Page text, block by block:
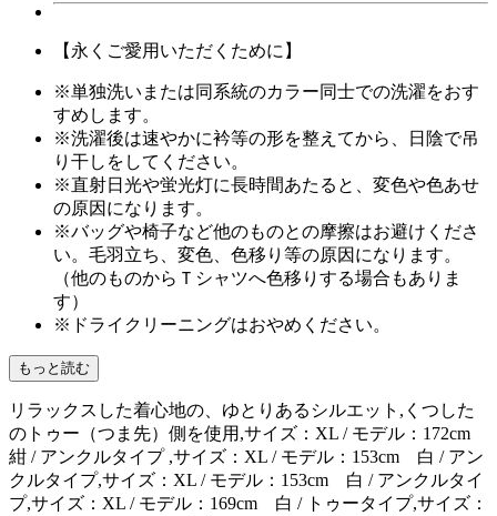
【永くご愛用いただくために】
※単独洗いまたは同系統のカラー同士での洗濯をおす
すめします。
※洗濯後は速やかに衿等の形を整えてから、日陰で吊
り干しをしてください。
※直射日光や蛍光灯に長時間あたると、変色や色あせ
の原因になります。
※バッグや椅子など他のものとの摩擦はお避けくださ
い。毛羽立ち、変色、色移り等の原因になります。
（他のものからＴシャツへ色移りする場合もありま
す）
※ドライクリーニングはおやめください。
もっと読む
リラックスした着心地の、ゆとりあるシルエット,くつした
のトゥー（つま先）側を使用,サイズ：XL / モデル：172cm
紺 / アンクルタイプ ,サイズ：XL / モデル：153cm 白 / アン
クルタイプ,サイズ：XL / モデル：153cm 白 / アンクルタイ
プ,サイズ：XL / モデル：169cm 白 / トゥータイプ,サイズ：